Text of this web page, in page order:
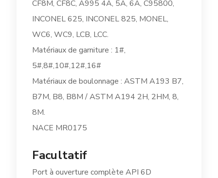
CF8M, CF8C, A995 4A, 5A, 6A, C95800,
INCONEL 625, INCONEL 825, MONEL,
WC6, WC9, LCB, LCC.
Matériaux de garniture : 1#,
5#,8#,10#,12#,16#
Matériaux de boulonnage : ASTM A193 B7,
B7M, B8, B8M / ASTM A194 2H, 2HM, 8,
8M.
NACE MR0175
Facultatif
Port à ouverture complète API 6D